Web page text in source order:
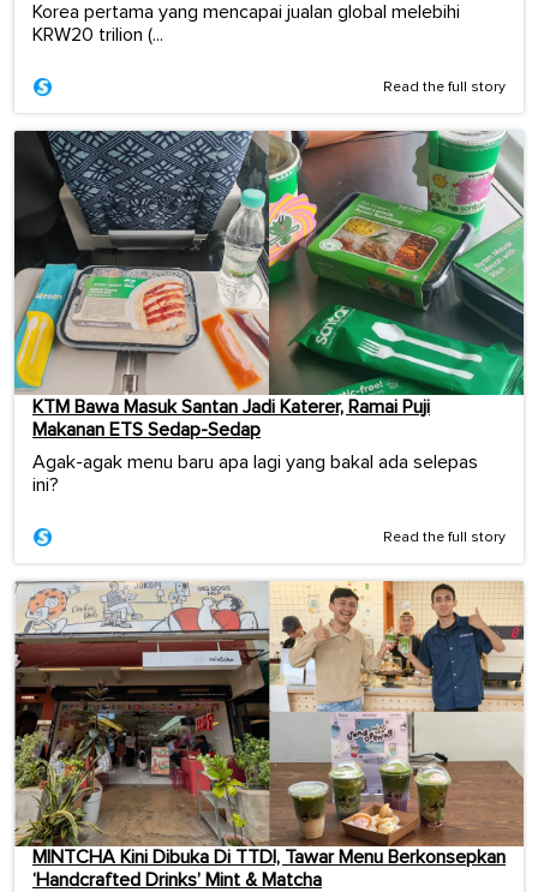
Korea pertama yang mencapai jualan global melebihi
KRW20 trilion (...
Read the full story
KTM Bawa Masuk Santan Jadi Katerer, Ramai Puji
Makanan ETS Sedap-Sedap
Agak-agak menu baru apa lagi yang bakal ada selepas
ini?
Read the full story
MINTCHA Kini Dibuka Di TTDI, Tawar Menu Berkonsepkan
‘Handcrafted Drinks’ Mint & Matcha